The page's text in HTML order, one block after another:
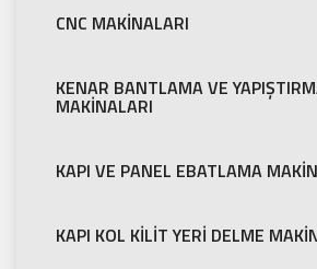
CNC MAKİNALARI
KENAR BANTLAMA VE
MAKİNALARI
KAPI VE PANEL EBATLAMA
KAPI KOL KİLİT YERİ DELME